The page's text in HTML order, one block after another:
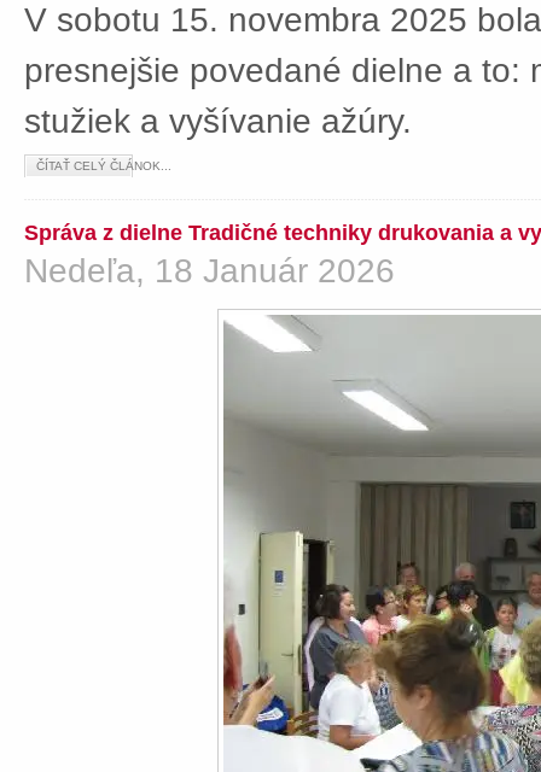
V sobotu 15. novembra 2025
presnejšie povedané dielne a to:
stužiek a vyšívanie ažúry.
ČÍTAŤ CELÝ ČLÁNOK...
Správa z dielne Tradičné techniky drukovania a
Nedeľa, 18 Január 2026